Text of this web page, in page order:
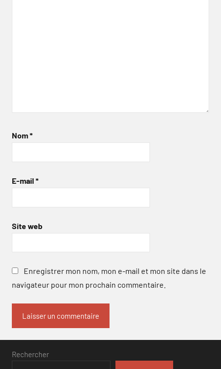
Nom*
E-mail *
Site web
Enregistrer mon nom, mon e-mail et mon site dans le
navigateur pour mon prochain commentaire.
Rechercher